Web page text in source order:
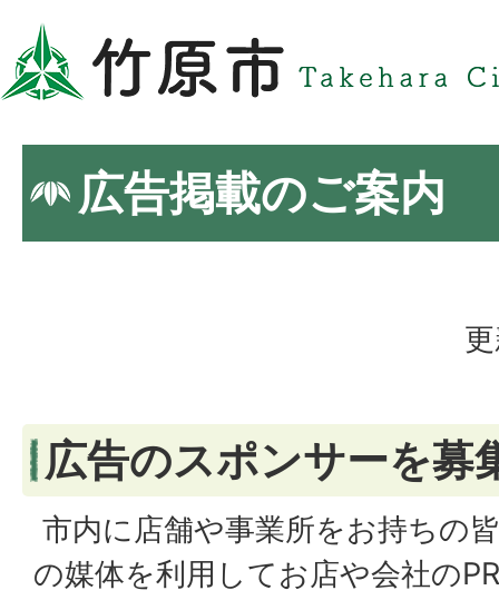
広告掲載のご案内
広告のスポンサーを募
市内に店舗や事業所をお持ちの
の媒体を利用してお店や会社の